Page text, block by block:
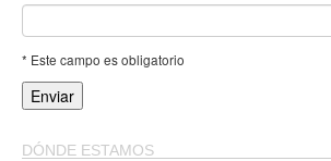
* Este campo es obligatorio
DÓNDE ESTAMOS